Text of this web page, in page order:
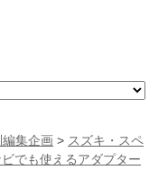
編集企画 > スズキ・スペ
でも使えるアダプター